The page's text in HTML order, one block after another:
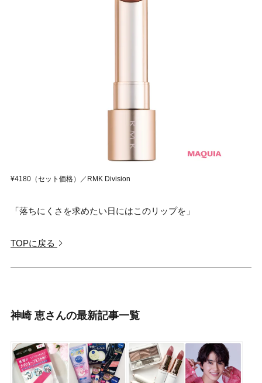
¥4180（セット価格）／RMK Division
「落ちにくさを求めたい日にはこのリップを」
TOPに戻る
神崎 恵さんの最新記事一覧